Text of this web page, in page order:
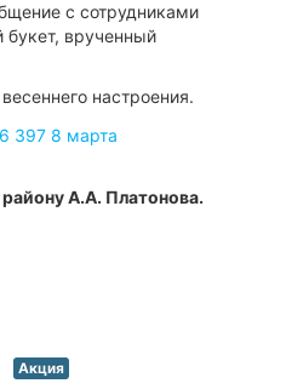
с сотрудниками
букет, врученный
настроения.
А.А. Платонова.
Акция